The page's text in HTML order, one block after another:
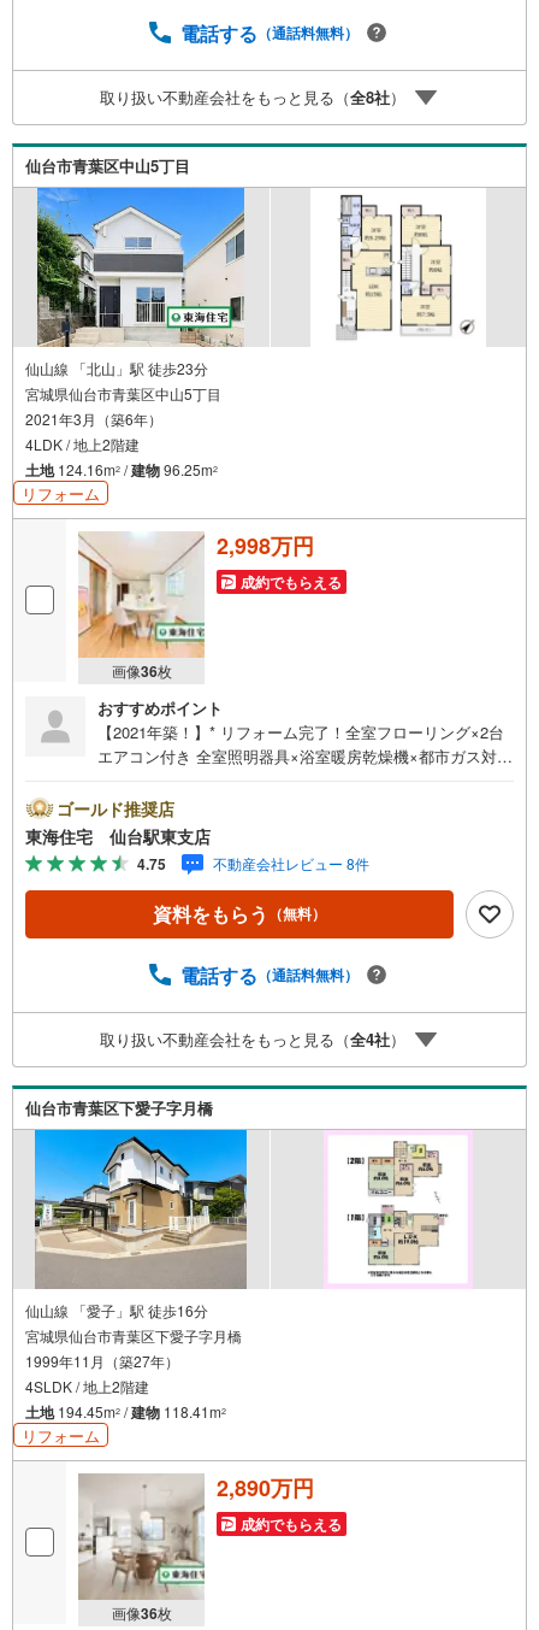
宅に関する様々なご質問はもちろん、ご購入時に気になる
きます。各店舗ではキッズスペースも完備！お子様連れの
ご家族様で是非お越しください。営業時間:10:00～18:00
（定休日火・水曜日※店舗により変動あり）現地のご案内も
可能ですので、どうぞお気軽にお問い合わせください！
電話する （通話料無料）
取り扱い不動産会社をもっと見る（全8社）
仙台市青葉区中山5丁目
仙山線 「北山」駅 徒歩23分
宮城県仙台市青葉区中山5丁目
2021年3月（築6年）
4LDK / 地上2階建
土地124.16m2 /建物96.25m2
リフォーム
画像36枚
2,998万円
成約でもらえる
おすすめポイント
【2021年築！】* リフォーム完了！全室フローリング×2台
エアコン付き 全室照明器具×浴室暖房乾燥機×都市ガス対応
ス * 未掲載物件のご提案・ご案内も可能です * アピールポ
イント *■大型家具の配置もしやすい人気のオープンスタイ
ルLDK ■照明器具・エアコン付きのため、ご入居がスムー
ズなお家！■家事時短にもつながる！お掃除ラクチンな全室
フローリング ■整理整頓がしやすい全室にクローゼット付
き〇。■初期費用が抑えられる「仲介手数料」が不要 周辺
ソン川平一丁目店:徒歩5分・ウジエスーパー中山店:徒歩9
わせについて *・当日のご予約も承っております！お気軽
にお電話下さい！・来社はもちろん、メールでのご相談、
資料請求も大歓迎です ⇒お電話に抵抗がある方も安心して
お問い合わせください
ゴールド推奨店
東海住宅 仙台駅東支店
4.75 不動産会社レビュー 8件
資料をもらう （無料）
電話する （通話料無料）
取り扱い不動産会社をもっと見る（全4社）
仙台市青葉区下愛子字月橋
仙山線 「愛子」駅 徒歩16分
宮城県仙台市青葉区下愛子字月橋
1999年11月（築27年）
4SLDK / 地上2階建
土地194.45m2 /建物 118.41m2
リフォーム
画像36枚
2,890万円
成約でもらえる